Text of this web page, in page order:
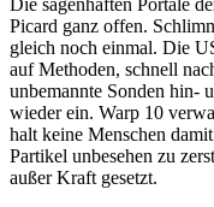
Die sagenhaften Portale
Picard ganz offen.
gleich noch einmal. Die
auf Methoden, schnell
unbemannte Sonden hin-
wieder ein. Warp 10
halt keine Menschen
Partikel unbesehen zu
außer Kraft gesetzt.